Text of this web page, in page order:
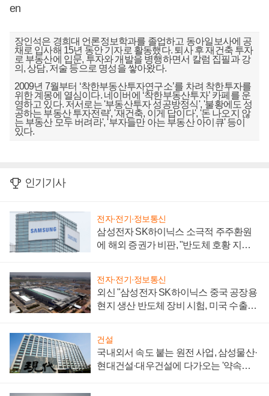
en
장인석은 경희대 언론정보학과를 졸업하고 동아일보사에 공
채로 입사해 15년 동안 기자로 활동했다. 퇴사 후 재건축 투자
로 부동산에 입문, 투자와 개발을 병행하면서 칼럼 집필과 강
의, 상담, 저술 등으로 명성을 쌓아왔다.
2009년 7월부터 ‘착한부동산투자연구소’를 차려 착한투자를
위한 계몽에 열심이다. 네이버에 ‘착한부동산투자’ 카페를 운
영하고 있다. 저서로는 '부동산투자 성공방정식', '불황에도 성
공하는 부동산 투자전략', '재건축, 이게 답이다', '돈 나오지 않
는 부동산 모두 버려라', '부자들만 아는 부동산 아이큐' 등이
있다.
인기기사
전자·전기·정보통신
삼성전자 SK하이닉스 소극적 주주환원
에 해외 증권가 비판, "반도체 호황 지속
전자·전기·정보통신
외신 "삼성전자 SK하이닉스 중국 공장용
현지 생산 반도체 장비 시험, 미국 수출통
건설
국내외서 속도 붙는 원전 사업, 삼성물산·
현대건설·대우건설에 다가오는 '약속의